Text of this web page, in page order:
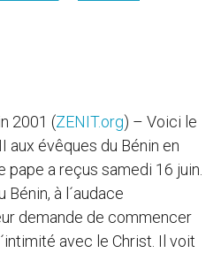
2001 (ZENIT.org) – Voici le
aux évêques du Bénin en
pape a reçus samedi 16 juin.
à l´audace
demande de commencer
avec le Christ. Il voit